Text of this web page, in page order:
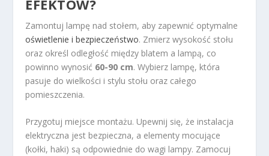
EFEKTÓW?
Zamontuj lampę nad stołem, aby zapewnić optymalne
oświetlenie i bezpieczeństwo. Zmierz wysokość stołu
oraz określ odległość między blatem a lampą, co
powinno wynosić 60-90 cm. Wybierz lampę, która
pasuje do wielkości i stylu stołu oraz całego
pomieszczenia.
Przygotuj miejsce montażu. Upewnij się, że instalacja
elektryczna jest bezpieczna, a elementy mocujące
(kołki, haki) są odpowiednie do wagi lampy. Zamocuj